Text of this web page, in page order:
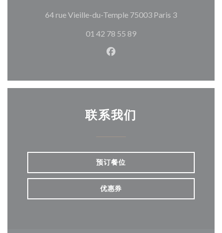
64 rue Vieille-du-Temple 75003 Paris 3((在新窗口
01 42 78 55 89
Facebook ((在新窗口中打开
联系我们
预订餐位
优惠券